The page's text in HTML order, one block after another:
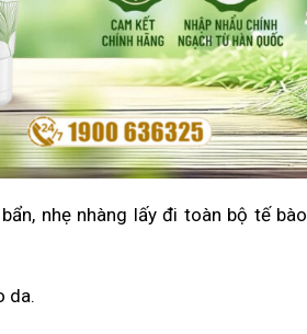
nhẹ nhàng lấy đi toàn bộ tế bào
da.